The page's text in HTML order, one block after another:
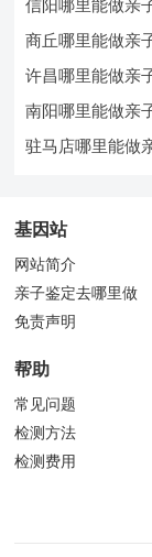
信阳哪里能做亲
商丘哪里能做亲
许昌哪里能做亲
南阳哪里能做亲
驻马店哪里能做
基因站
网站简介
亲子鉴定去哪里做
免责声明
帮助
常见问题
检测方法
检测费用